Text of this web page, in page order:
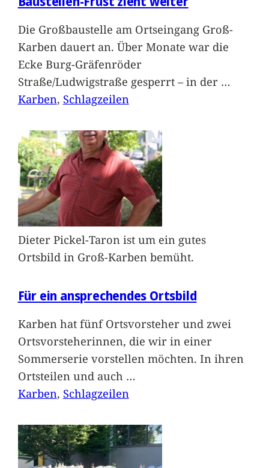
Die Großbaustelle am Ortseingang Groß-
Karben dauert an. Über Monate war die
Ecke Burg-Gräfenröder
Straße/Ludwigstraße gesperrt – in der …
Karben, Schlagzeilen
Dieter Pickel-Taron ist um ein gutes
Ortsbild in Groß-Karben bemüht.
Für ein ansprechendes Ortsbild
Karben hat fünf Ortsvorsteher und zwei
Ortsvorsteherinnen, die wir in einer
Sommerserie vorstellen möchten. In ihren
Ortsteilen und auch …
Karben, Schlagzeilen